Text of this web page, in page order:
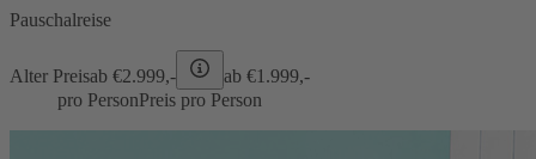
Pauschalreise
Alter Preisab €2.999,- ab €1.999,-
pro PersonPreis pro Person